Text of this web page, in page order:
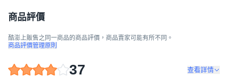
商品評價
酷澎上販售之同一商品的商品評價，商品賣家可能有所不同。
商品評價管理原則
37 查看詳情